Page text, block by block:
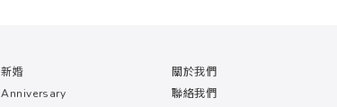
新婚
Anniversary
關於我們
聯絡我們